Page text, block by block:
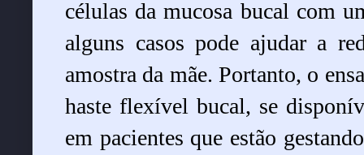
células da mucosa bucal com
alguns casos pode ajudar a
amostra da mãe. Portanto, o
haste flexível bucal, se
em pacientes que estão